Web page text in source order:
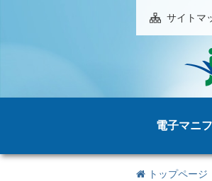
サイトマ
電子マニ
トップページ